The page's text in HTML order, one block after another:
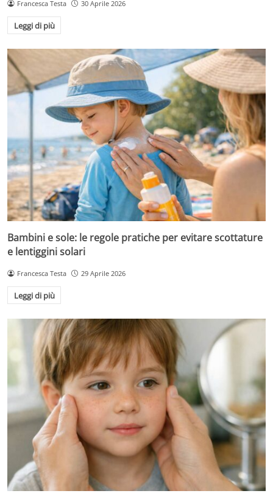
Francesca Testa 30 Aprile 2026
Leggi di più
Bambini e sole: le regole pratiche per evitare scottature
e lentiggini solari
Francesca Testa 29 Aprile 2026
Leggi di più